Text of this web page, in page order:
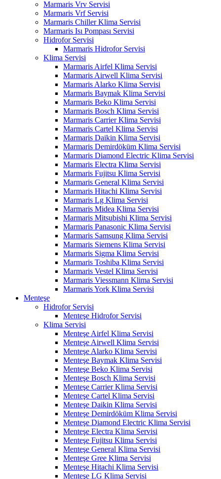
Marmaris Vrv Servisi
Marmaris Vrf Servisi
Marmaris Chiller Klima Servisi
Marmaris Isı Pompası Servisi
Hidrofor Servisi
Marmaris Hidrofor Servisi
Klima Servisi
Marmaris Airfel Klima Servisi
Marmaris Airwell Klima Servisi
Marmaris Alarko Klima Servisi
Marmaris Baymak Klima Servisi
Marmaris Beko Klima Servisi
Marmaris Bosch Klima Servisi
Marmaris Carrier Klima Servisi
Marmaris Cartel Klima Servisi
Marmaris Daikin Klima Servisi
Marmaris Demirdöküm Klima Servisi
Marmaris Diamond Electric Klima Servisi
Marmaris Electra Klima Servisi
Marmaris Fujitsu Klima Servisi
Marmaris General Klima Servisi
Marmaris Hitachi Klima Servisi
Marmaris Lg Klima Servisi
Marmaris Midea Klima Servisi
Marmaris Mitsubishi Klima Servisi
Marmaris Panasonic Klima Servisi
Marmaris Samsung Klima Servisi
Marmaris Siemens Klima Servisi
Marmaris Sigma Klima Servisi
Marmaris Toshiba Klima Servisi
Marmaris Vestel Klima Servisi
Marmaris Viessmann Klima Servisi
Marmaris York Klima Servisi
Menteşe
Hidrofor Servisi
Menteşe Hidrofor Servisi
Klima Servisi
Menteşe Airfel Klima Servisi
Menteşe Airwell Klima Servisi
Menteşe Alarko Klima Servisi
Menteşe Baymak Klima Servisi
Menteşe Beko Klima Servisi
Menteşe Bosch Klima Servisi
Menteşe Carrier Klima Servisi
Menteşe Cartel Klima Servisi
Menteşe Daikin Klima Servisi
Menteşe Demirdöküm Klima Servisi
Menteşe Diamond Electric Klima Servisi
Menteşe Electra Klima Servisi
Menteşe Fujitsu Klima Servisi
Menteşe General Klima Servisi
Menteşe Gree Klima Servisi
Menteşe Hitachi Klima Servisi
Menteşe LG Klima Servisi